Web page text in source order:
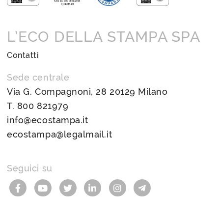
L’ECO DELLA STAMPA SPA
Contatti
Sede centrale
Via G. Compagnoni, 28 20129 Milano
T. 800 821979
info@ecostampa.it
ecostampa@legalmail.it
Seguici su